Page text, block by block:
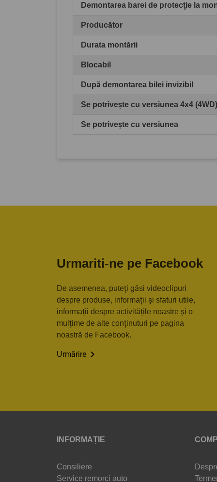
Demontarea barei de protecţie la
Producător
Durata montării
Blocabil
După demontarea bilei invizibil
Se potrivește cu versiunea 4x4 (4WD)
Se potrivește cu versiunea
Urmariti-ne pe Facebook
De asemenea, puteți găsi videoclipuri
despre produse, informații și sfaturi utile,
informații despre activitățile noastre și o
mulțime de alte conținuturi pe pagina
noastră de Facebook.
Urmărire 
INFORMAȚIE
Consiliere
Service remorci auto